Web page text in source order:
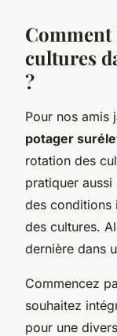
cultures
?
Pour nos amis
potager
rotation des
pratiquer
des conditions
des cultures.
dernière dans
Commencez
souhaitez
pour une